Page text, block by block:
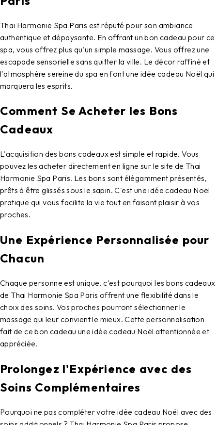
Thai Harmonie Spa Paris est réputé pour son ambiance
authentique et dépaysante. En offrant un bon cadeau pour ce
spa, vous offrez plus qu'un simple massage. Vous offrez une
escapade sensorielle sans quitter la ville. Le décor raffiné et
l'atmosphère sereine du spa en font une idée cadeau Noël qui
marquera les esprits.
Comment Se Acheter les Bons
Cadeaux
L'acquisition des bons cadeaux est simple et rapide. Vous
pouvez les acheter directement en ligne sur le site de Thai
Harmonie Spa Paris. Les bons sont élégamment présentés,
prêts à être glissés sous le sapin. C'est une idée cadeau Noël
pratique qui vous facilite la vie tout en faisant plaisir à vos
proches.
Une Expérience Personnalisée pour
Chacun
Chaque personne est unique, c'est pourquoi les bons cadeaux
de Thai Harmonie Spa Paris offrent une flexibilité dans le
choix des soins. Vos proches pourront sélectionner le
massage qui leur convient le mieux. Cette personnalisation
fait de ce bon cadeau une idée cadeau Noël attentionnée et
appréciée.
Prolongez l'Expérience avec des
Soins Complémentaires
Pourquoi ne pas compléter votre idée cadeau Noël avec des